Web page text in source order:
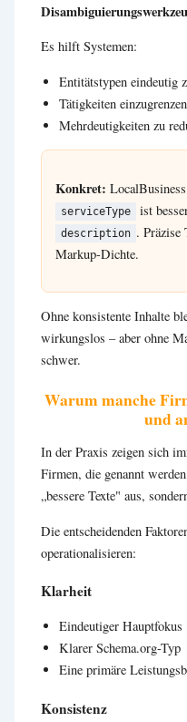
Es hilft Systemen:
Entitätstypen eindeutig
Tätigkeiten einzugrenzen
Mehrdeutigkeiten zu
Konkret:
serviceType ist
description . Präzise
Markup-Dichte.
Ohne konsistente Inhalte
wirkungslos – aber ohne
schwer.
Warum manche
und
In der Praxis zeigen sich
Firmen, die genannt
„bessere Texte" aus,
Die entscheidenden
operationalisieren:
Klarheit
Eindeutiger Hauptfokus
Klarer Schema.org-Typ
Eine primäre
Konsistenz